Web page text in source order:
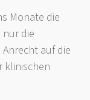
Monate die
die
auf die
klinischen